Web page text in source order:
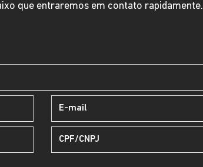
que entraremos em contato rapidamente.